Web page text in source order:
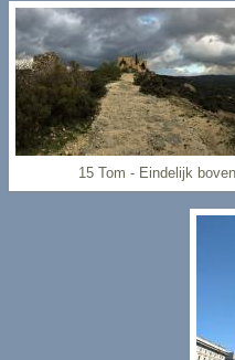
15 Tom - Eindelijk boven